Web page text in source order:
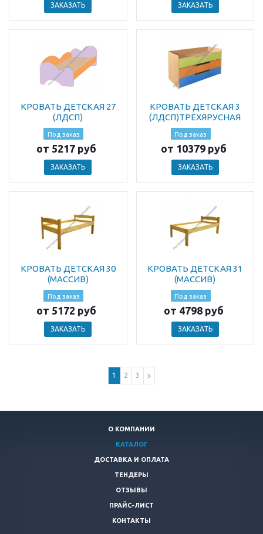
ЗАКАЗАТЬ ЗАКАЗАТЬ
КРОВАТЬ ДЕТСКАЯ 27
(ЛДСП)
Под заказ
от 5217 руб
ЗАКАЗАТЬ
КРОВАТЬ ДЕТСКАЯ 3
(ЛДСП)ТРЁХЯРУСНАЯ
Под заказ
от 10379 руб
ЗАКАЗАТЬ
КРОВАТЬ ДЕТСКАЯ 30
(МАССИВ)
Под заказ
от 5172 руб
ЗАКАЗАТЬ
КРОВАТЬ ДЕТСКАЯ 31
(МАССИВ)
Под заказ
от 4798 руб
ЗАКАЗАТЬ
1 2 3
О КОМПАНИИ
КАТАЛОГ
ДОСТАВКА И ОПЛАТА
ТЕНДЕРЫ
ОТЗЫВЫ
ПРАЙС-ЛИСТ
КОНТАКТЫ